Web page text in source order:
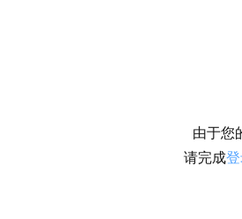
由于您
请完成